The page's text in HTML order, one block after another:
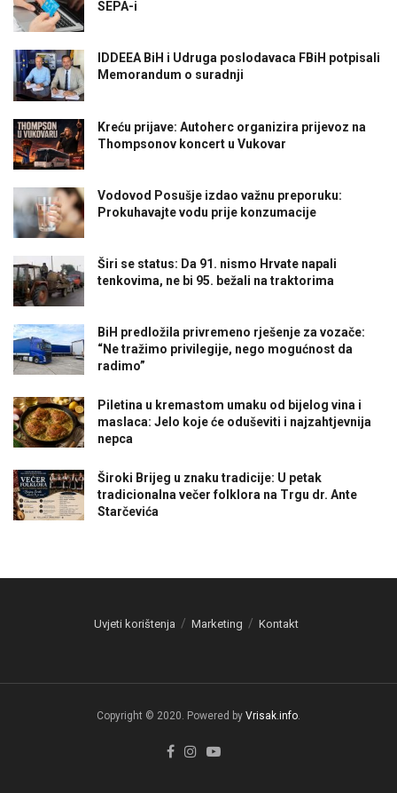
SEPA-i
IDDEEA BiH i Udruga poslodavaca FBiH potpisali
Memorandum o suradnji
Kreću prijave: Autoherc organizira prijevoz na
Thompsonov koncert u Vukovar
Vodovod Posušje izdao važnu preporuku:
Prokuhavajte vodu prije konzumacije
Širi se status: Da 91. nismo Hrvate napali
tenkovima, ne bi 95. bežali na traktorima
BiH predložila privremeno rješenje za vozače:
“Ne tražimo privilegije, nego mogućnost da
radimo”
Piletina u kremastom umaku od bijelog vina i
maslaca: Jelo koje će oduševiti i najzahtjevnija
nepca
Široki Brijeg u znaku tradicije: U petak
tradicionalna večer folklora na Trgu dr. Ante
Starčevića
Uvjeti korištenja Marketing Kontakt
Copyright © 2020. Powered by Vrisak.info.